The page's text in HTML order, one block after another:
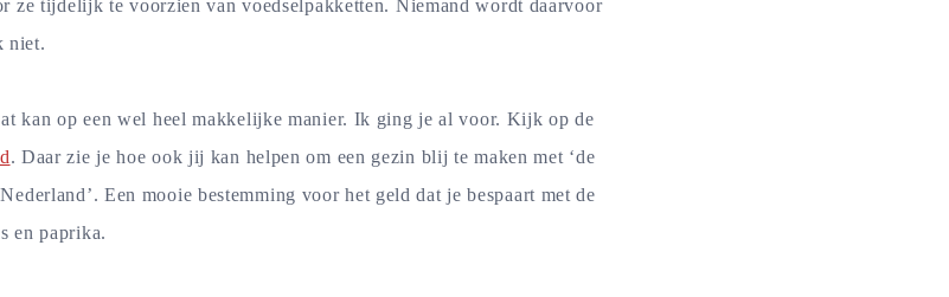
ze tijdelijk te voorzien van voedselpakketten. Niemand wordt daarvoor
niet.
kan op een wel heel makkelijke manier. Ik ging je al voor. Kijk op de
. Daar zie je hoe ook jij kan helpen om een gezin blij te maken met ‘de
Een mooie bestemming voor het geld dat je bespaart met de
en paprika.